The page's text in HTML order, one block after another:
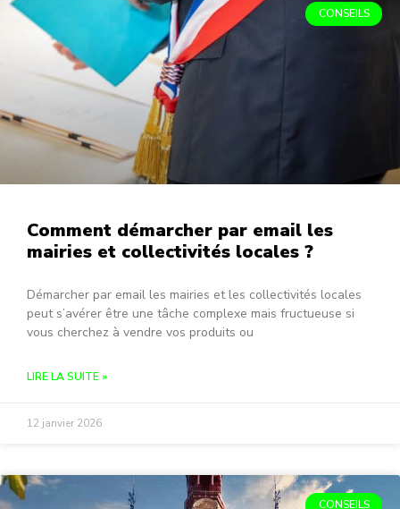
CONSEILS
Comment démarcher par email les
mairies et collectivités locales ?
Démarcher par email les mairies et les collectivités locales
peut s’avérer être une tâche complexe mais fructueuse si
vous cherchez à vendre vos produits ou
LIRE LA SUITE »
12 janvier 2026
CONSEILS